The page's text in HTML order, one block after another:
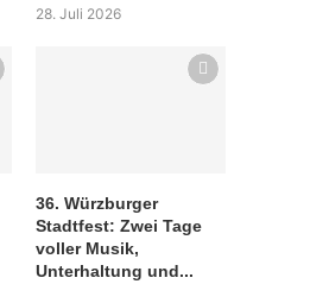
28. Juli 2026
36. Würzburger
Stadtfest: Zwei Tage
voller Musik,
Unterhaltung und...